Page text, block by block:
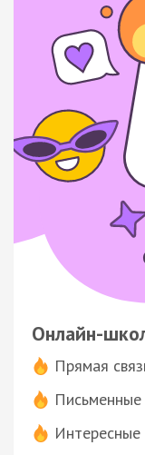
Онлайн-
Прямая
Письменные
Интересные